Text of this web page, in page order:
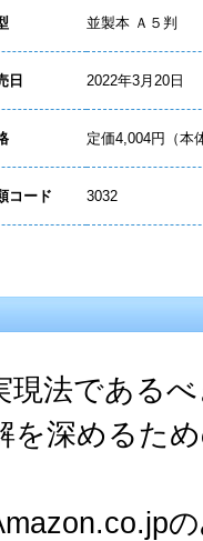
並製本 Ａ５判
日 2022年3月20日
定価4,004円（本
コード 3032
現法である
を深めるた